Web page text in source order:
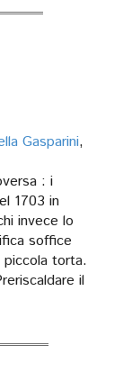
Gasparini,
: i
1703 in
invece lo
soffice
torta.
il